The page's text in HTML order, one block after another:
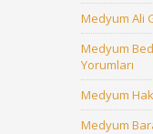
Medyum Ali
Medyum
Yorumları
Medyum
Medyum